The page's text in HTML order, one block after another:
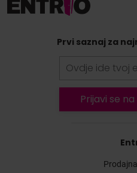
Prvi saznaj za
Prijavi se